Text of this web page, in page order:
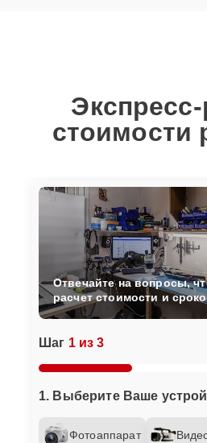
Экспресс-
стоимости
Шаг 1 из 3
1. Выберите Ваше
Фотоаппарат
Отвечайте на вопросы,
расчет стоимости и